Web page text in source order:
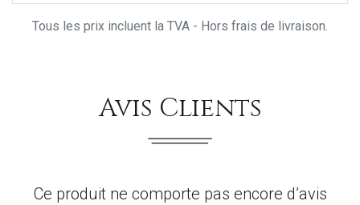
Tous les prix incluent la TVA - Hors frais de livraison.
Avis Clients
Ce produit ne comporte pas encore d’avis